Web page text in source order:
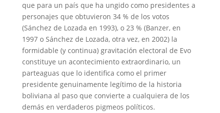
que para un país que ha ungido como presidentes a
personajes que obtuvieron 34 % de los votos
(Sánchez de Lozada en 1993), o 23 % (Banzer, en
1997 o Sánchez de Lozada, otra vez, en 2002) la
formidable (y continua) gravitación electoral de Evo
constituye un acontecimiento extraordinario, un
parteaguas que lo identifica como el primer
presidente genuinamente legítimo de la historia
boliviana al paso que convierte a cualquiera de los
demás en verdaderos pigmeos políticos.